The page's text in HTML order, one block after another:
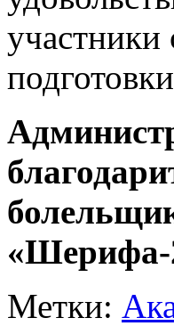
участники
«Шерифа-
Метки: